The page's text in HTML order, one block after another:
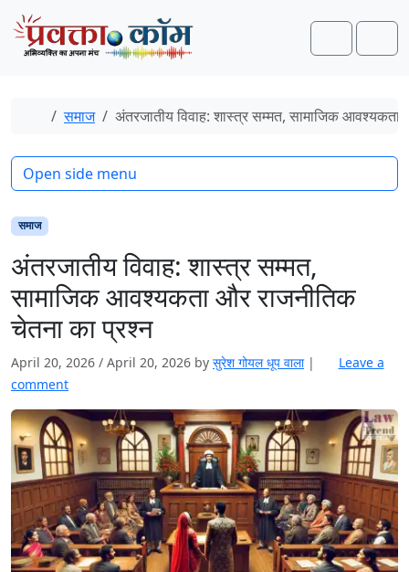
Skip to content
Skip to footer
Search
Home
समाज अंतरजातीय विवाह: शास्त्र सम्मत, सामाजिक आवश्यकता
समाज
अंतरजातीय विवाह: शास्त्र सम्मत,
सामाजिक आवश्यकता और राजनीतिक
चेतना का प्रश्न
April 20, 2026 / April 20, 2026 by सुरेश गोयल धूप वाला |
Leave a
comment
Open side menu